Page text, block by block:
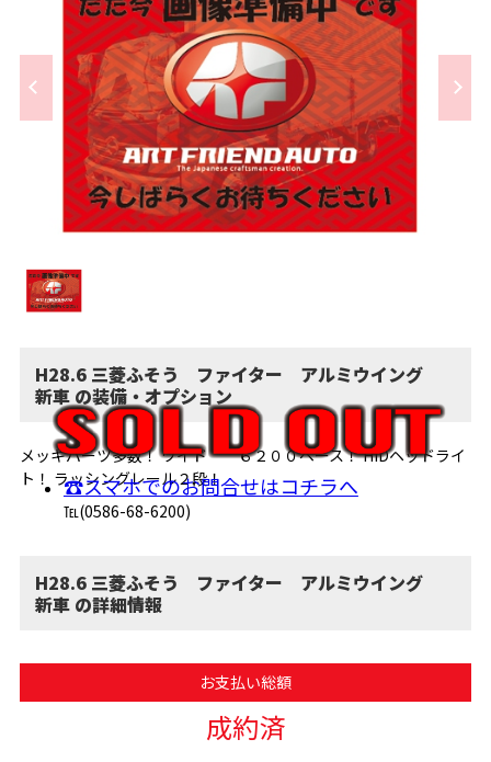
H28.6 三菱ふそう ファイター アルミウイング
新車 の装備・オプション
メッキパーツ多数！ ワイド ６２００ベース！ HIDヘッドライ
ト！ ラッシングレール２段！
☎スマホでのお問合せはコチラへ
℡(0586-68-6200)
H28.6 三菱ふそう ファイター アルミウイング
新車 の詳細情報
お支払い総額
成約済